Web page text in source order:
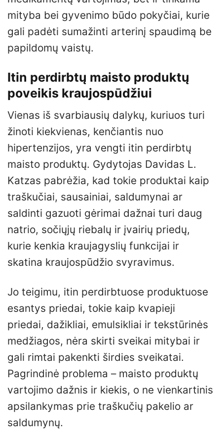
mityba bei gyvenimo būdo pokyčiai, kurie
gali padėti sumažinti arterinį spaudimą be
papildomų vaistų.
Itin perdirbtų maisto produktų
poveikis kraujospūdžiui
Vienas iš svarbiausių dalykų, kuriuos turi
žinoti kiekvienas, kenčiantis nuo
hipertenzijos, yra vengti itin perdirbtų
maisto produktų. Gydytojas Davidas L.
Katzas pabrėžia, kad tokie produktai kaip
traškučiai, sausainiai, saldumynai ar
saldinti gazuoti gėrimai dažnai turi daug
natrio, sočiųjų riebalų ir įvairių priedų,
kurie kenkia kraujagyslių funkcijai ir
skatina kraujospūdžio svyravimus.
Jo teigimu, itin perdirbtuose produktuose
esantys priedai, tokie kaip kvapieji
priedai, dažikliai, emulsikliai ir tekstūrinės
medžiagos, nėra skirti sveikai mitybai ir
gali rimtai pakenkti širdies sveikatai.
Pagrindinė problema – maisto produktų
vartojimo dažnis ir kiekis, o ne vienkartinis
apsilankymas prie traškučių pakelio ar
saldumynų.